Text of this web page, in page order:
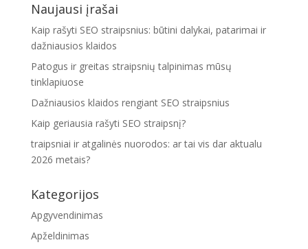
Naujausi įrašai
Kaip rašyti SEO straipsnius: būtini dalykai, patarimai ir
dažniausios klaidos
Patogus ir greitas straipsnių talpinimas mūsų
tinklapiuose
Dažniausios klaidos rengiant SEO straipsnius
Kaip geriausia rašyti SEO straipsnį?
traipsniai ir atgalinės nuorodos: ar tai vis dar aktualu
2026 metais?
Kategorijos
Apgyvendinimas
Apželdinimas